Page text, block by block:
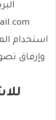
استخدام
وإرفاق